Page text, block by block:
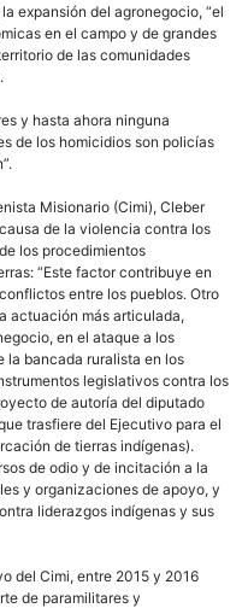
expansión del agronegocio, “el
en el campo y de grandes
de las comunidades
y hasta ahora ninguna
de los homicidios son policías
Misionario (Cimi), Cleber
de la violencia contra los
los procedimientos
“Este factor contribuye en
entre los pueblos. Otro
actuación más articulada,
en el ataque a los
la bancada ruralista en los
legislativos contra los
de autoría del diputado
trasfiere del Ejecutivo para el
de tierras indígenas).
de odio y de incitación a la
y organizaciones de apoyo, y
liderazgos indígenas y sus
del Cimi, entre 2015 y 2016
de paramilitares y